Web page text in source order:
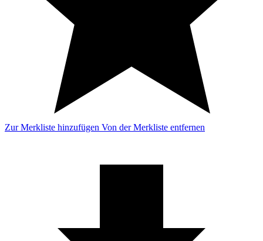
Zur Merkliste hinzufügen Von der Merkliste entfernen